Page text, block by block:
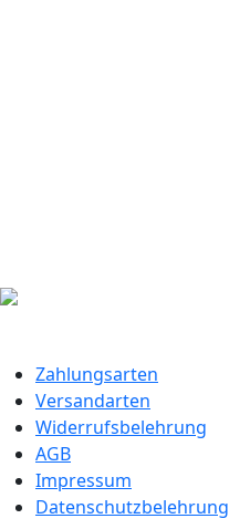
Zahlungsarten
Versandarten
Widerrufsbelehrung
AGB
Impressum
Datenschutzbelehrung